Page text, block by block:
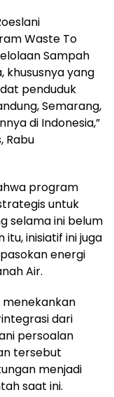
Waste To
Sampah
khususnya yang
penduduk
Semarang,
di Indonesia,”
Rabu
program
untuk
selama ini belum
inisiatif ini juga
energi
Air.
menekankan
dari
persoalan
tersebut
menjadi
saat ini.